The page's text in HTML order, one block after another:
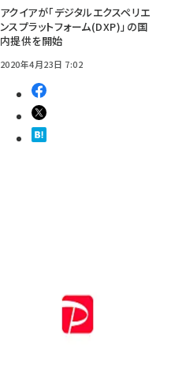
アクイアが「デジタルエクスペリエ
ンスプラットフォーム(DXP)」の国
内提供を開始
2020年4月23日 7:02